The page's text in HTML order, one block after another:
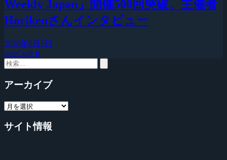
Weekly Japan」開催500回突破、主催者
Horikenさんインタビュー
2026年8月5日
StarCraft II
アーカイブ
サイト情報